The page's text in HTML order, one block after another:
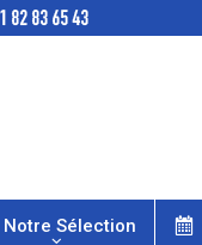
Notre Sélection